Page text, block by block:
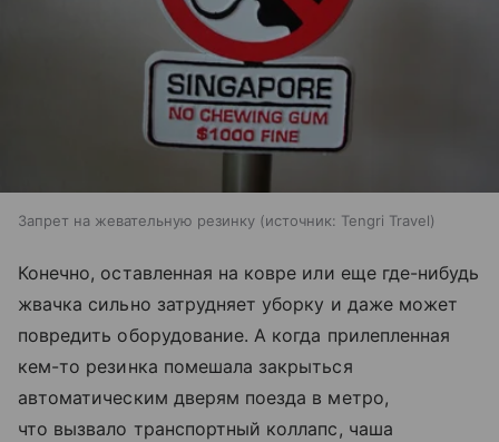
Запрет на жевательную резинку источник: Tengri Travel
Конечно, оставленная на ковре или еще где-нибудь
жвачка сильно затрудняет уборку и даже может
повредить оборудование. А когда прилепленная
кем-то резинка помешала закрыться
автоматическим дверям поезда в метро,
что вызвало транспортный коллапс, чаша